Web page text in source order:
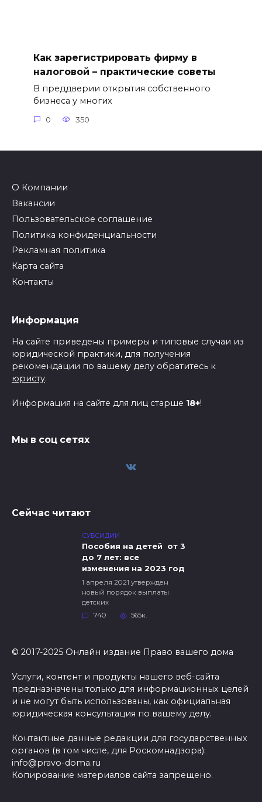
Как зарегистрировать фирму в
налоговой – практические советы
В преддверии открытия собственного
бизнеса у многих
0 350
О Компании
Вакансии
Пользовательское соглашение
Политика конфиденциальности
Рекламная политика
Карта сайта
Контакты
Информация
На сайте приведены примеры и типовые случаи из
юридической практики, для получения
рекомендации по вашему делу обратитесь к
юристу.
Информация на сайте для лиц старше 18+!
Мы в соц сетях
Сейчас читают
СУБСИДИИ
Пособия на детей от 3
до 7 лет: все
изменения на 2023 год
1 апреля 2021 утвержден
новый порядок выплаты
детских
740
565к.
© 2017-2025 Онлайн издание Право вашего дома
Услуги, контент и продукты нашего веб-сайта
предназначены только для информационных целей
и не могут быть использованы, как официальная
юридическая консультация по вашему делу.
Контактные данные редакции для государственных
органов (в том числе, для Роскомнадзора):
info@pravo-doma.ru
Копирование материалов сайта запрещено.